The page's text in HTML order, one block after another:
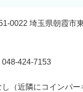
0022 埼玉県朝霞市
048-424-7153
し（近隣にコインパー